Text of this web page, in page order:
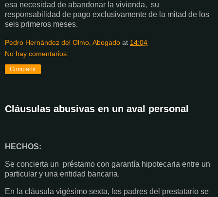
esa necesidad de abandonar la vivienda, su
responsabilidad de pago exclusivamente de la mitad de los
seis primeros meses.
Pedro Hernández del Olmo, Abogado at 14:04
No hay comentarios:
Compartir
Cláusulas abusivas en un aval personal
HECHOS:
Se concierta un préstamo con garantía hipotecaria entre un
particular y una entidad bancaria.
En la cláusula vigésimo sexta, los padres del prestatario se